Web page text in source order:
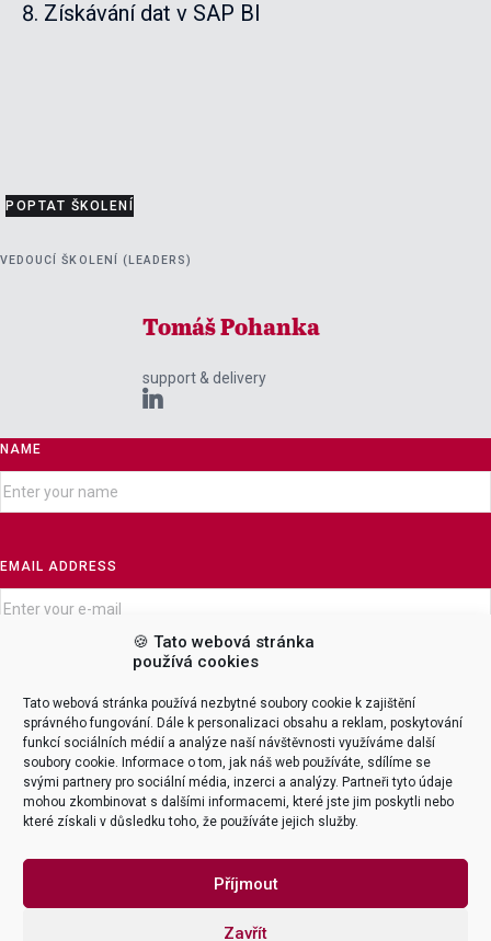
🍪 Tato webová stránka
používá cookies
Tato webová stránka používá nezbytné soubory cookie k zajištění
správného fungování. Dále k personalizaci obsahu a reklam, poskytování
funkcí sociálních médií a analýze naší návštěvnosti využíváme další
soubory cookie. Informace o tom, jak náš web používáte, sdílíme se
svými partnery pro sociální média, inzerci a analýzy. Partneři tyto údaje
mohou zkombinovat s dalšími informacemi, které jste jim poskytli nebo
které získali v důsledku toho, že používáte jejich služby.
Příjmout
Zavřít
Získávání dat v SAP BI
POPTAT ŠKOLENÍ
VEDOUCÍ ŠKOLENÍ (LEADERS)
Tomáš Pohanka
support & delivery

NAME
EMAIL ADDRESS